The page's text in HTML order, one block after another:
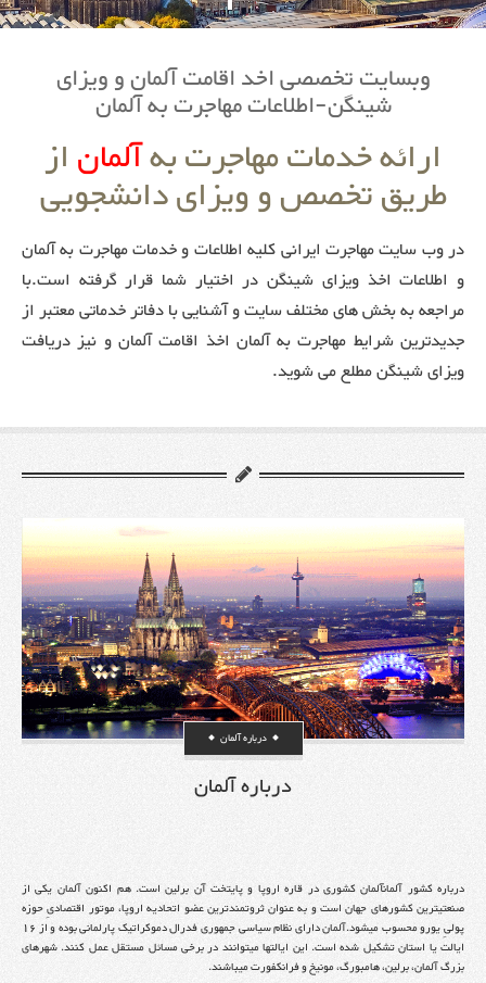
وبسایت تخصصی اخد اقامت آلمان و ویزای
شینگن-اطلاعات مهاجرت به آلمان
ارائه خدمات مهاجرت بهآلماناز
طریق تخصص و ویزای دانشجویی
در وب سایت مهاجرت ایرانی کلیه اطلاعات و خدمات مهاجرت به آلمان
و اطلاعات اخذ ویزای شینگن در اختیار شما قرار گرفته است.با
مراجعه به بخش های مختلف سایت و آشنایی با دفاتر خدماتی معتبر از
جدیدترین شرایط مهاجرت به آلمان اخذ اقامت آلمان و نیز دریافت
ویزای شینگن مطلع می شوید.
درباره آلمان
درباره آلمان
درباره کشور آلمانآلمان کشوری در قاره اروپا و پایتخت آن برلین است. هم اکنون آلمان یکی از
صنعتیترین کشورهای جهان است و به عنوان ثروتمندترین عضو اتحادیه اروپا، موتور اقتصادیِ حوزه
پولیِ یورو محسوب میشود.آلمان دارای نظام سیاسی جمهوری فدرال دموکراتیک پارلمانی بوده و از ۱۶
ایالت یا استان تشکیل شده است. این ایالتها میتوانند در برخی مسائل مستقل عمل کنند. شهرهای
بزرگ آلمان، برلین، هامبورگ، مونیخ و فرانکفورت میباشند.